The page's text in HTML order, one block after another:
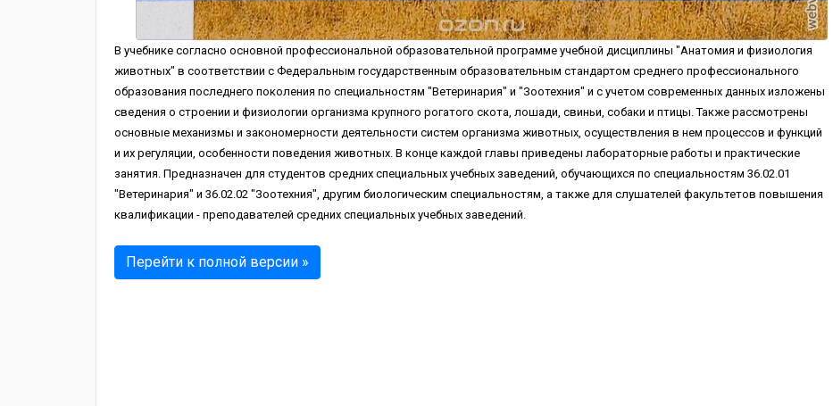
В учебнике согласно основной профессиональной образовательной программе учебной дисциплины "Анатомия и физиология
животных" в соответствии с Федеральным государственным образовательным стандартом среднего профессионального
образования последнего поколения по специальностям "Ветеринария" и "Зоотехния" и с учетом современных данных изложены
сведения о строении и физиологии организма крупного рогатого скота, лошади, свиньи, собаки и птицы. Также рассмотрены
основные механизмы и закономерности деятельности систем организма животных, осуществления в нем процессов и функций
и их регуляции, особенности поведения животных. В конце каждой главы приведены лабораторные работы и практические
занятия. Предназначен для студентов средних специальных учебных заведений, обучающихся по специальностям 36.02.01
"Ветеринария" и 36.02.02 "Зоотехния", другим биологическим специальностям, а также для слушателей факультетов повышения
квалификации - преподавателей средних специальных учебных заведений.
Перейти к полной версии »